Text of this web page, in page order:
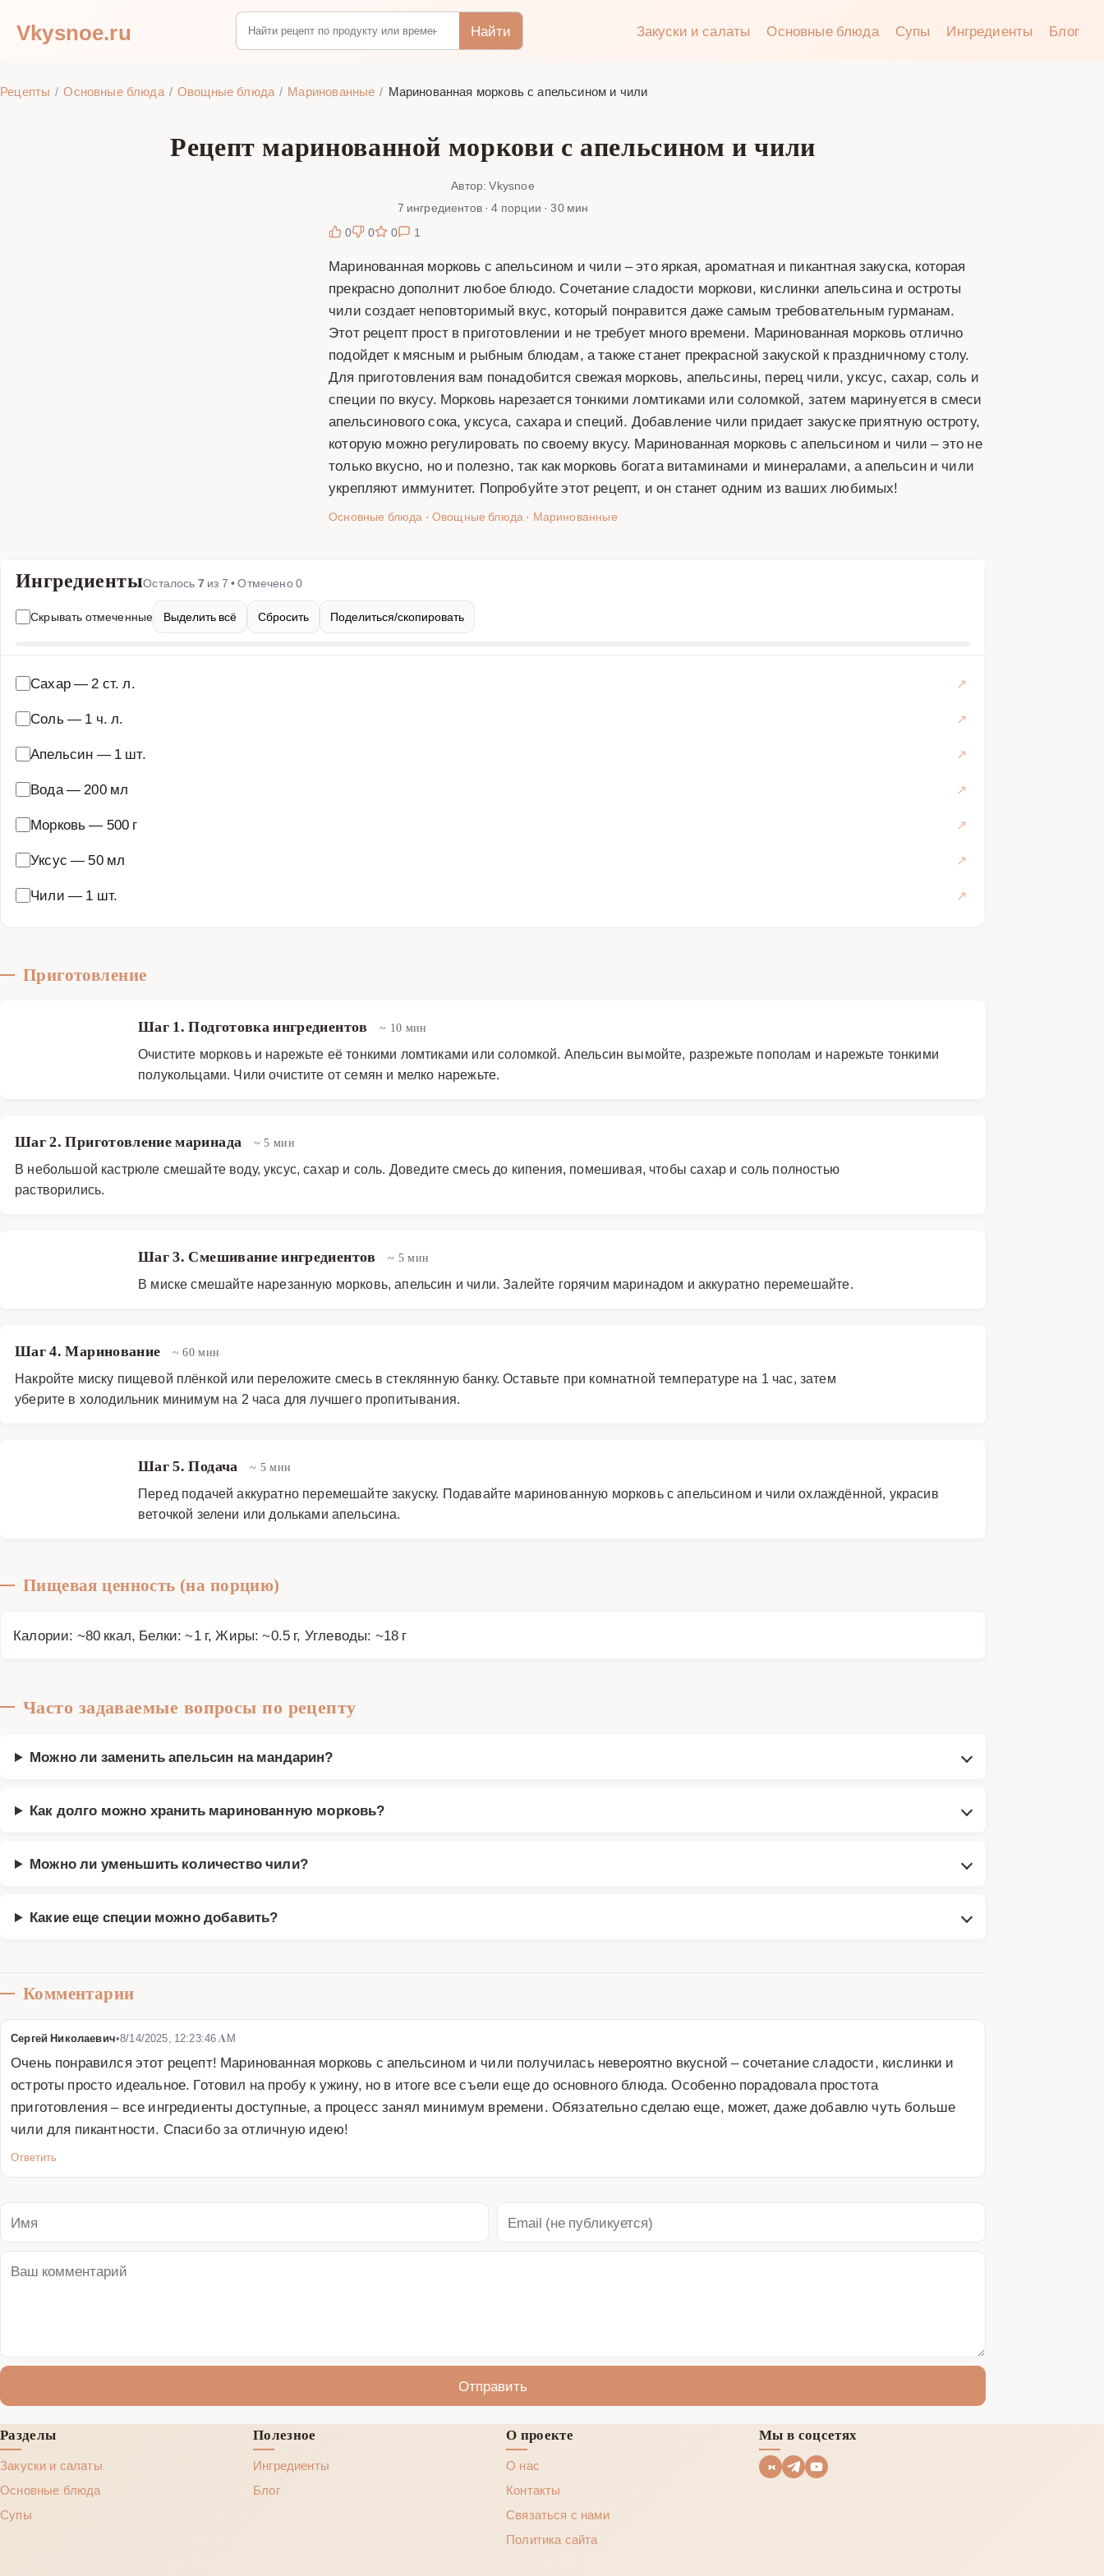
Vkysnoe.ru Найти Закуски и салаты Основные блюда Супы Ингредиенты Блог
Рецепты Основные блюда Овощные блюда Маринованные Маринованная морковь с апельсином и чили
Рецепт маринованной моркови с апельсином и чили
Автор: Vkysnoe
7 ингредиентов · 4 порции · 30 мин
0
0 0 1
Маринованная морковь с апельсином и чили – это яркая, ароматная и пикантная закуска, которая
прекрасно дополнит любое блюдо. Сочетание сладости моркови, кислинки апельсина и остроты
чили создает неповторимый вкус, который понравится даже самым требовательным гурманам.
Этот рецепт прост в приготовлении и не требует много времени. Маринованная морковь отлично
подойдет к мясным и рыбным блюдам, а также станет прекрасной закуской к праздничному столу.
Для приготовления вам понадобится свежая морковь, апельсины, перец чили, уксус, сахар, соль и
специи по вкусу. Морковь нарезается тонкими ломтиками или соломкой, затем маринуется в смеси
апельсинового сока, уксуса, сахара и специй. Добавление чили придает закуске приятную остроту,
которую можно регулировать по своему вкусу. Маринованная морковь с апельсином и чили – это не
только вкусно, но и полезно, так как морковь богата витаминами и минералами, а апельсин и чили
укрепляют иммунитет. Попробуйте этот рецепт, и он станет одним из ваших любимых!
Основные блюда · Овощные блюда · Маринованные
ИнгредиентыОсталось 7из 7 • Отмечено0
Скрывать отмеченные Выделить всё Сбросить Поделиться/скопировать
Сахар— 2 ст. л.
Соль — 1 ч. л.
Апельсин — 1 шт.
Вода— 200 мл
Морковь — 500 г
Уксус — 50 мл
Чили — 1 шт.
Приготовление
Шаг 1. Подготовка ингредиентов ~ 10 мин
Очистите морковь и нарежьте её тонкими ломтиками или соломкой. Апельсин вымойте, разрежьте пополам и нарежьте тонкими
полукольцами. Чили очистите от семян и мелко нарежьте.
Шаг 2. Приготовление маринада ~ 5 мин
В небольшой кастрюле смешайте воду, уксус, сахар и соль. Доведите смесь до кипения, помешивая, чтобы сахар и соль полностью
растворились.
Шаг 3. Смешивание ингредиентов ~ 5 мин
В миске смешайте нарезанную морковь, апельсин и чили. Залейте горячим маринадом и аккуратно перемешайте.
Шаг 4. Маринование ~ 60 мин
Накройте миску пищевой плёнкой или переложите смесь в стеклянную банку. Оставьте при комнатной температуре на 1 час, затем
уберите в холодильник минимум на 2 часа для лучшего пропитывания.
Шаг 5. Подача ~ 5 мин
Перед подачей аккуратно перемешайте закуску. Подавайте маринованную морковь с апельсином и чили охлаждённой, украсив
веточкой зелени или дольками апельсина.
Пищевая ценность (на порцию)
Калории: ~80 ккал, Белки: ~1 г, Жиры: ~0.5 г, Углеводы: ~18 г
Часто задаваемые вопросы по рецепту
Можно ли заменить апельсин на мандарин?
Как долго можно хранить маринованную морковь?
Можно ли уменьшить количество чили?
Какие еще специи можно добавить?
Комментарии
Сергей Николаевич•8/14/2025, 12:23:46 AM
Очень понравился этот рецепт! Маринованная морковь с апельсином и чили получилась невероятно вкусной – сочетание сладости, кислинки и
остроты просто идеальное. Готовил на пробу к ужину, но в итоге все съели еще до основного блюда. Особенно порадовала простота
приготовления – все ингредиенты доступные, а процесс занял минимум времени. Обязательно сделаю еще, может, даже добавлю чуть больше
чили для пикантности. Спасибо за отличную идею!
Ответить
Отправить
Разделы
Закуски и салаты
Основные блюда
Супы
Полезное
Ингредиенты
Блог
О проекте
О нас
Контакты
Связаться с нами
Политика сайта
Мы в соцсетях